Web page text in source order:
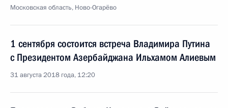
Московская область, Ново-Огарёво
1 сентября состоится встреча Владимира Путина
с Президентом Азербайджана Ильхамом Алиевым
31 августа 2018 года, 12:20